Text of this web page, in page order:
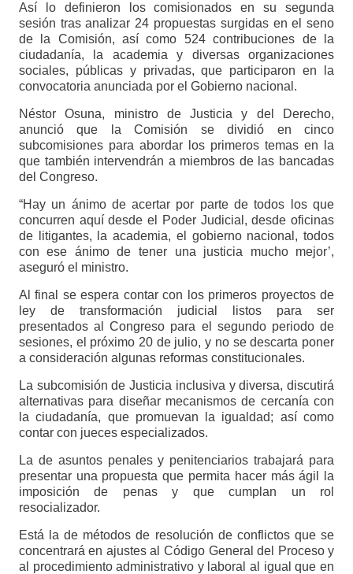
Así lo definieron los comisionados en su segunda
sesión tras analizar 24 propuestas surgidas en el seno
de la Comisión, así como 524 contribuciones de la
ciudadanía, la academia y diversas organizaciones
sociales, públicas y privadas, que participaron en la
convocatoria anunciada por el Gobierno nacional.
Néstor Osuna, ministro de Justicia y del Derecho,
anunció que la Comisión se dividió en cinco
subcomisiones para abordar los primeros temas en la
que también intervendrán a miembros de las bancadas
del Congreso.
“Hay un ánimo de acertar por parte de todos los que
concurren aquí desde el Poder Judicial, desde oficinas
de litigantes, la academia, el gobierno nacional, todos
con ese ánimo de tener una justicia mucho mejor’,
aseguró el ministro.
Al final se espera contar con los primeros proyectos de
ley de transformación judicial listos para ser
presentados al Congreso para el segundo periodo de
sesiones, el próximo 20 de julio, y no se descarta poner
a consideración algunas reformas constitucionales.
La subcomisión de Justicia inclusiva y diversa, discutirá
alternativas para diseñar mecanismos de cercanía con
la ciudadanía, que promuevan la igualdad; así como
contar con jueces especializados.
La de asuntos penales y penitenciarios trabajará para
presentar una propuesta que permita hacer más ágil la
imposición de penas y que cumplan un rol
resocializador.
Está la de métodos de resolución de conflictos que se
concentrará en ajustes al Código General del Proceso y
al procedimiento administrativo y laboral al igual que en